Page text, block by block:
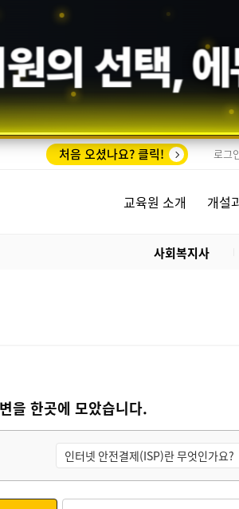
의 선택,
처음 오셨나요? 클릭! 로그
교육원 소개 개설
사회복지사
을 한곳에 모았습니다.